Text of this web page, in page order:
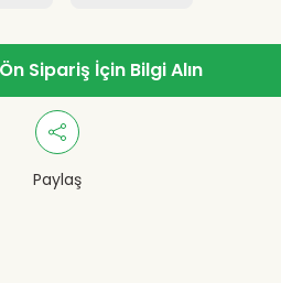
Sipariş İçin Bilgi Alın
Paylaş